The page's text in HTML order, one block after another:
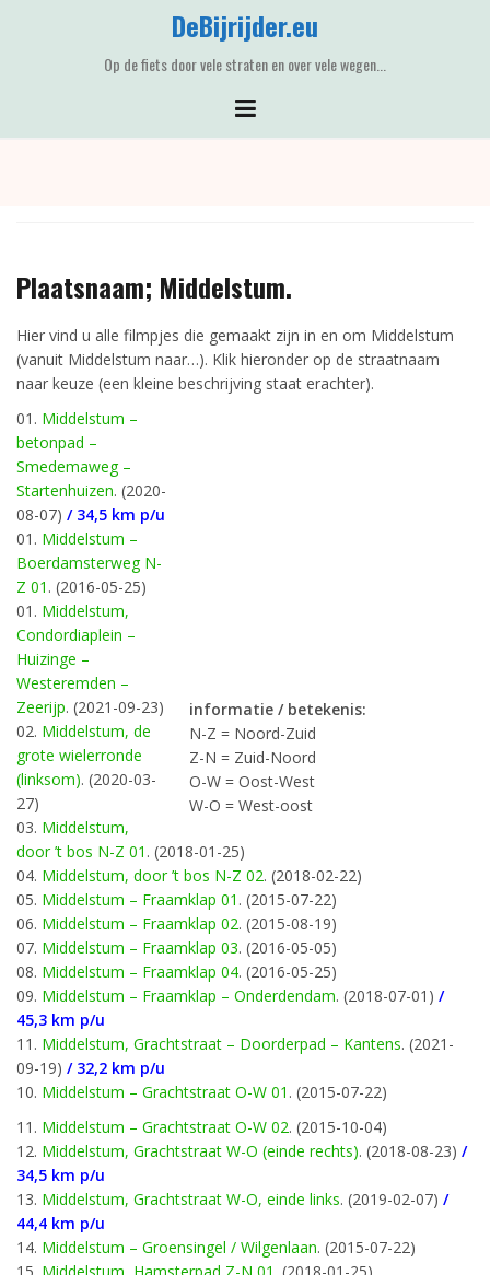
DeBijrijder.eu
Op de fiets door vele straten en over vele wegen...
Plaatsnaam; Middelstum.
Hier vind u alle filmpjes die gemaakt zijn in en om Middelstum
(vanuit Middelstum naar…). Klik hieronder op de straatnaam
naar keuze (een kleine beschrijving staat erachter).
informatie / betekenis:
N-Z = Noord-Zuid
Z-N = Zuid-Noord
O-W = Oost-West
W-O = West-oost
01. Middelstum –
betonpad –
Smedemaweg –
Startenhuizen. (2020-
08-07) / 34,5 km p/u
01. Middelstum –
Boerdamsterweg N-
Z 01 . (2016-05-25)
01. Middelstum,
Condordiaplein –
Huizinge –
Westeremden –
Zeerijp. (2021-09-23)
02. Middelstum, de
grote wielerronde
(linksom). (2020-03-
27)
03. Middelstum,
door ’t bos N-Z 01 . (2018-01-25)
04. Middelstum, door ’t bos N-Z 02. (2018-02-22)
05. Middelstum – Fraamklap 01 . (2015-07-22)
06. Middelstum – Fraamklap 02. (2015-08-19)
07. Middelstum – Fraamklap 03. (2016-05-05)
08. Middelstum – Fraamklap 04. (2016-05-25)
09. Middelstum – Fraamklap – Onderdendam. (2018-07-01) /
45,3 km p/u
11. Middelstum, Grachtstraat – Doorderpad – Kantens. (2021-
09-19) / 32,2 km p/u
10. Middelstum – Grachtstraat O-W 01 . (2015-07-22)
11. Middelstum – Grachtstraat O-W 02. (2015-10-04)
12. Middelstum, Grachtstraat W-O (einde rechts). (2018-08-23) /
34,5 km p/u
13. Middelstum, Grachtstraat W-O, einde links. (2019-02-07) /
44,4 km p/u
14. Middelstum – Groensingel / Wilgenlaan. (2015-07-22)